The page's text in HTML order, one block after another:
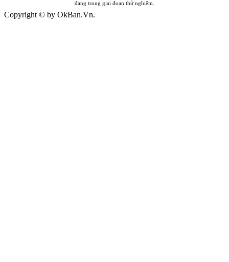
đang trong giai đoạn thử nghiệm.
Copyright © by OkBan.Vn.